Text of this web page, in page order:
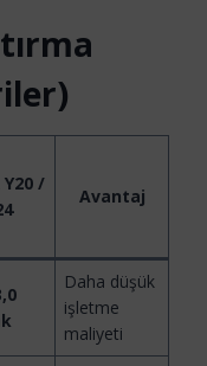
Y20 /
Avantaj
Daha düşük
işletme
maliyeti